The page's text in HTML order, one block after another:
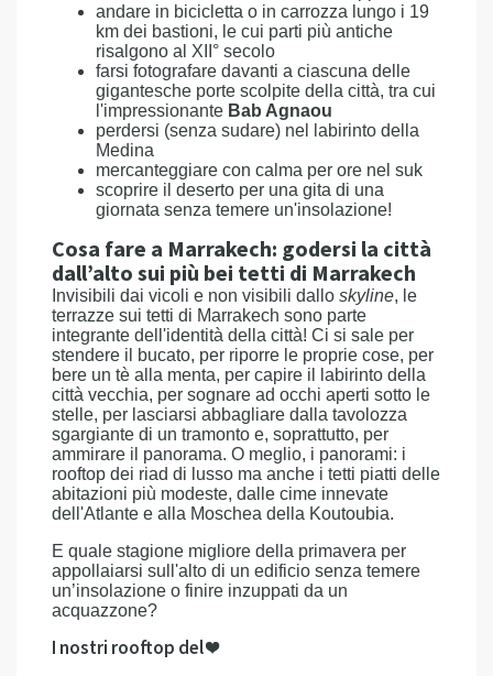
andare in bicicletta o in carrozza lungo i 19
km dei bastioni, le cui parti più antiche
risalgono al XII° secolo
farsi fotografare davanti a ciascuna delle
gigantesche porte scolpite della città, tra cui
l'impressionante Bab Agnaou
perdersi (senza sudare) nel labirinto della
Medina
mercanteggiare con calma per ore nel suk
scoprire il deserto per una gita di una
giornata senza temere un'insolazione!
Cosa fare a Marrakech: godersi la città
dall’alto sui più bei tetti di Marrakech
Invisibili dai vicoli e non visibili dallo skyline, le
terrazze sui tetti di Marrakech sono parte
integrante dell'identità della città! Ci si sale per
stendere il bucato, per riporre le proprie cose, per
bere un tè alla menta, per capire il labirinto della
città vecchia, per sognare ad occhi aperti sotto le
stelle, per lasciarsi abbagliare dalla tavolozza
sgargiante di un tramonto e, soprattutto, per
ammirare il panorama. O meglio, i panorami: i
rooftop dei riad di lusso ma anche i tetti piatti delle
abitazioni più modeste, dalle cime innevate
dell'Atlante e alla Moschea della Koutoubia.
E quale stagione migliore della primavera per
appollaiarsi sull'alto di un edificio senza temere
un’insolazione o finire inzuppati da un
acquazzone?
I nostri rooftop del ❤